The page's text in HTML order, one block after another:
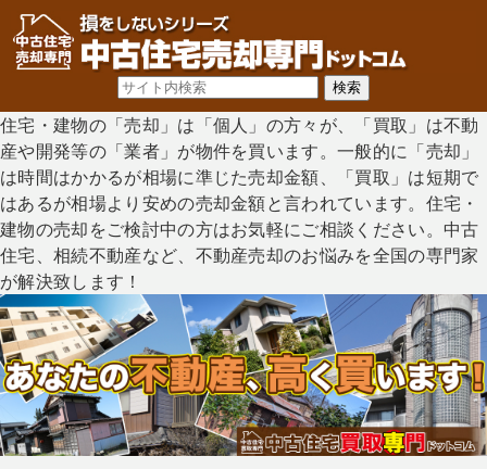
住宅・建物の「売却」は「個人」の方々が、「買取」は不動
産や開発等の「業者」が物件を買います。一般的に「売却」
は時間はかかるが相場に準じた売却金額、「買取」は短期で
はあるが相場より安めの売却金額と言われています。住宅・
建物の売却をご検討中の方はお気軽にご相談ください。中古
住宅、相続不動産など、不動産売却のお悩みを全国の専門家
が解決致します！